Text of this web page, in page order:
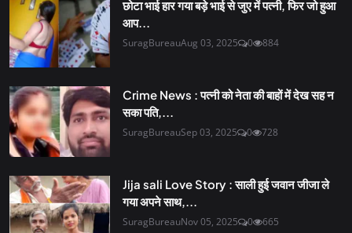
छोटा भाई हार गया बड़े भाई से जुए में पत्नी, फिर जो हुआ
आप...
SuragBureauAug 03, 2025 0 884
Crime News : पत्नी को नेता की बाहों में देख सह न
सका पति,...
SuragBureauSep 03, 2025 0 728
Jija sali Love Story : साली हुई जवान जीजा ले
गया अपने साथ,...
SuragBureauNov 05, 2025 0 665